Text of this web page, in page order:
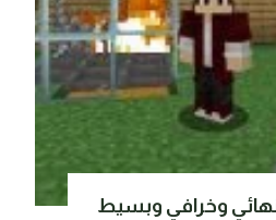
وخرافي وبسيط